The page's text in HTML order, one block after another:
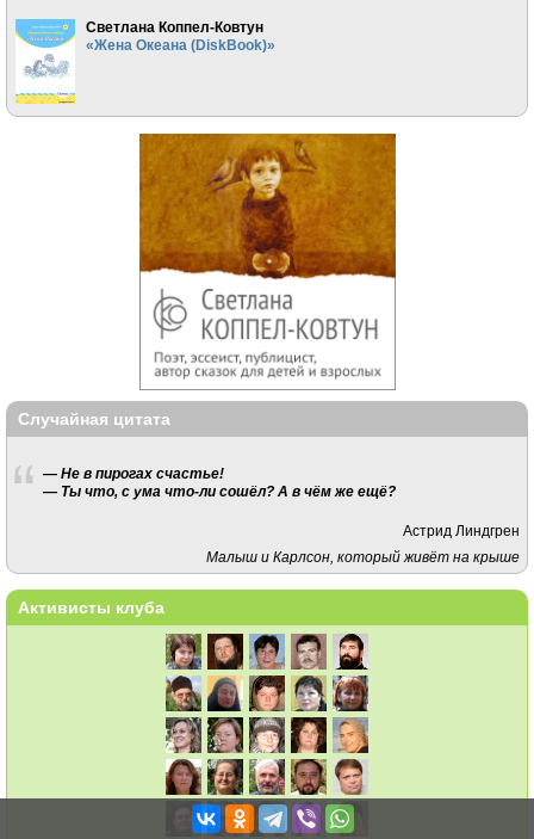
Светлана Коппел-Ковтун
«Жена Океана (DiskBook)»
Случайная цитата
— Не в пирогах счастье!
— Ты что, с ума что-ли сошёл? А в чём же ещё?
Астрид Линдгрен
Малыш и Карлсон, который живёт на крыше
Активисты клуба